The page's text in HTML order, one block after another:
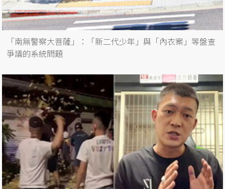
「南無警察大菩薩」：「新二代少年」與「內衣案」等盤查
爭議的系統問題